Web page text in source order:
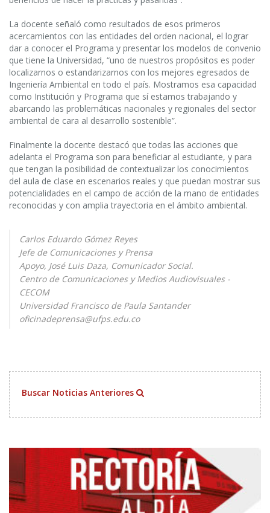
La docente señaló como resultados de esos primeros
acercamientos con las entidades del orden nacional, el lograr
dar a conocer el Programa y presentar los modelos de convenio
que tiene la Universidad, “uno de nuestros propósitos es poder
localizarnos o estandarizarnos con los mejores egresados de
Ingeniería Ambiental en todo el país. Mostramos esa capacidad
como Institución y Programa que sí estamos trabajando y
abarcando las problemáticas nacionales y regionales del sector
ambiental de cara al desarrollo sostenible”.
Finalmente la docente destacó que todas las acciones que
adelanta el Programa son para beneficiar al estudiante, y para
que tengan la posibilidad de contextualizar los conocimientos
del aula de clase en escenarios reales y que puedan mostrar sus
potencialidades en el campo de acción de la mano de entidades
reconocidas y con amplia trayectoria en el ámbito ambiental.
Carlos Eduardo Gómez Reyes
Jefe de Comunicaciones y Prensa
Apoyo, José Luis Daza, Comunicador Social.
Centro de Comunicaciones y Medios Audiovisuales -
CECOM
Universidad Francisco de Paula Santander
oficinadeprensa@ufps.edu.co
Buscar Noticias Anteriores